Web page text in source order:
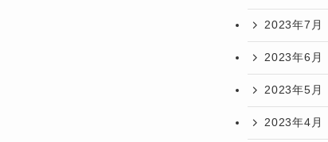
2023年7月
2023年6月
2023年5月
2023年4月